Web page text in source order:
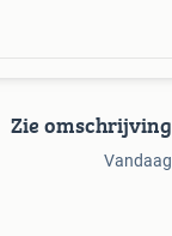
Zie omschrijving
Vandaag